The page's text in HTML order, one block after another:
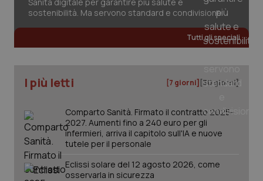
Salute orale & impianti
Sangue & coagulazione
Tiroide
Tumore ovarico
Tumori del Polmone & Testa Collo
sostenibilità. Ma servono standard e condivisione
Tutti gli speciali
I più letti [7 giorni] [30 giorni]
Comparto Sanità. Firmato il contratto 2025-
2027. Aumenti fino a 240 euro per gli
infermieri, arriva il capitolo sull'IA e nuove
tutele per il personale
Eclissi solare del 12 agosto 2026, come
osservarla in sicurezza
CookieScriptConsent
CookieScript